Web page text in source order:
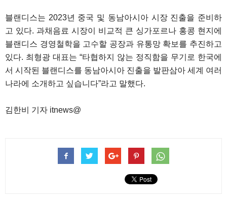
블랜디스는 2023년 중국 및 동남아시아 시장 진출을 준비하
고 있다. 과채음료 시장이 비교적 큰 싱가포르나 홍콩 현지에
블랜디스 경영철학을 고수할 공장과 유통망 확보를 추진하고
있다. 최형광 대표는 “타협하지 않는 정직함을 무기로 한국에
서 시작된 블랜디스를 동남아시아 진출을 발판삼아 세계 여러
나라에 소개하고 싶습니다”라고 말했다.
김한비 기자 itnews@